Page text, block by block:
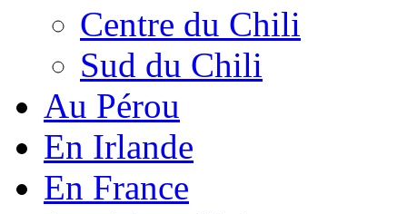
Centre du Chili
Sud du Chili
Au Pérou
En Irlande
En France